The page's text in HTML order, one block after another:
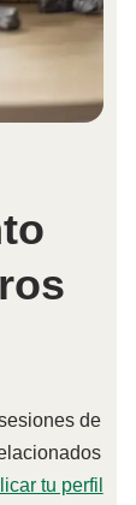
de
tu perfil